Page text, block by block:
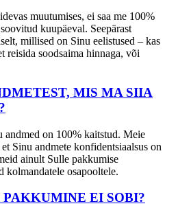
muutumises, ei saa me 100%
kuupäeval. Seepärast
millised on Sinu eelistused – kas
reisida soodsaima hinnaga, või
MIS MA SIIA
andmed on 100% kaitstud. Meie
Sinu andmete konfidentsiaalsus on
ainult Sulle pakkumise
kolmandatele osapooltele.
EI SOBI?